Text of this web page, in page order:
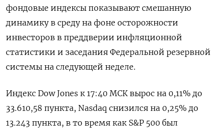
фондовые индексы показывают смешанную
динамику в среду на фоне осторожности
инвесторов в преддверии инфляционной
статистики и заседания Федеральной резервной
системы на следующей неделе.
Индекс Dow Jones к 17:40 МСК вырос на 0,11% до
33.610,58 пункта, Nasdaq снизился на 0,25% до
13.243 пункта, в то время как S&P 500 был